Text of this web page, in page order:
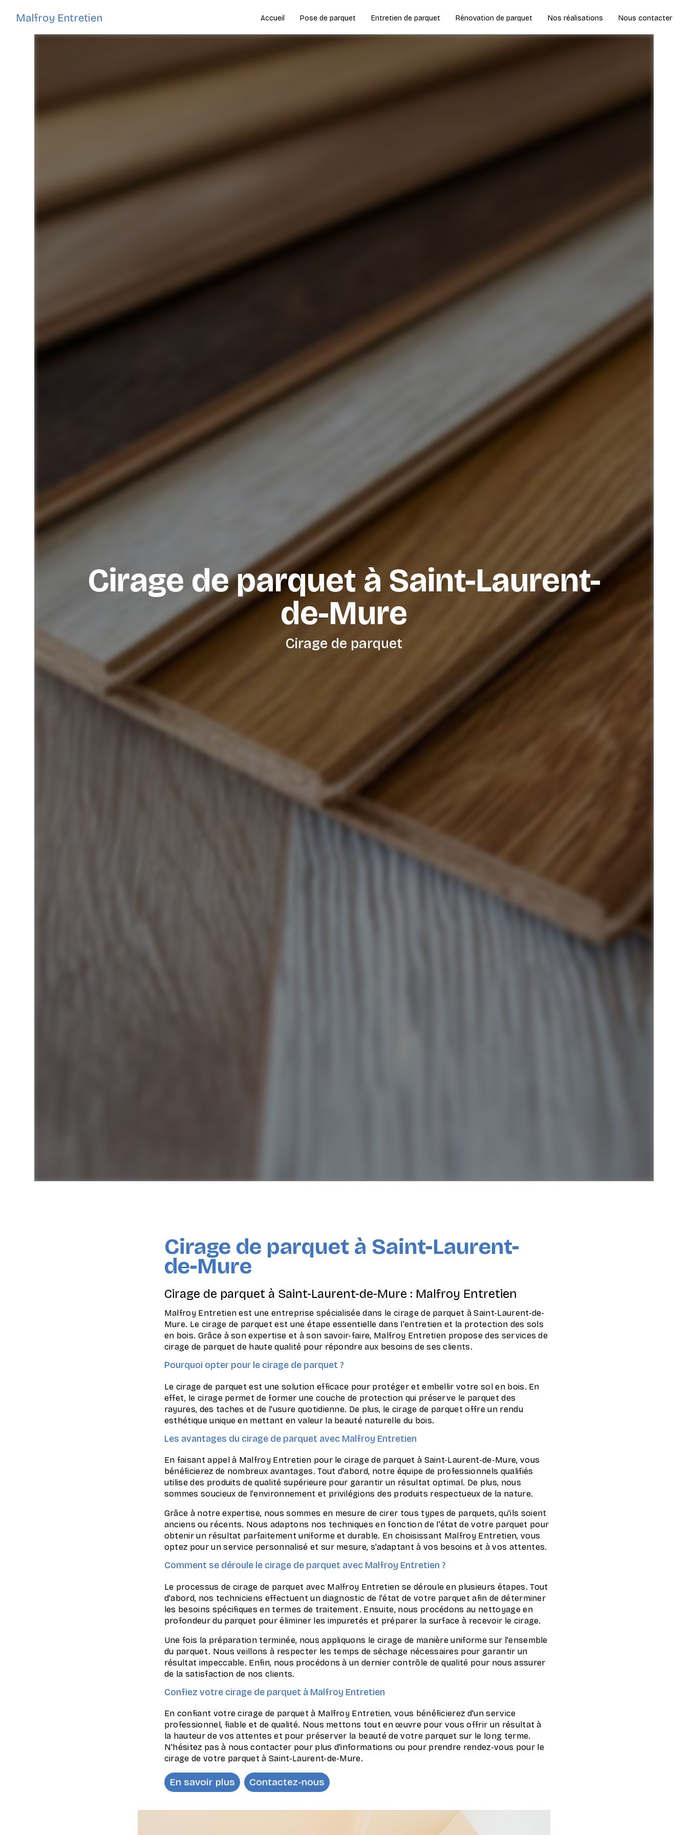
Malfroy Entretien Accueil Pose de parquet Entretien de parquet Rénovation de parquet Nos réalisations Nous contacter
Cirage de parquet à Saint-Laurent-
de-Mure
Cirage de parquet
Cirage de parquet à Saint-Laurent-
de-Mure
Cirage de parquet à Saint-Laurent-de-Mure : Malfroy Entretien
Malfroy Entretien est une entreprise spécialisée dans le cirage de parquet à Saint-Laurent-de-
Mure. Le cirage de parquet est une étape essentielle dans l'entretien et la protection des sols
en bois. Grâce à son expertise et à son savoir-faire, Malfroy Entretien propose des services de
cirage de parquet de haute qualité pour répondre aux besoins de ses clients.
Pourquoi opter pour le cirage de parquet ?
Le cirage de parquet est une solution efficace pour protéger et embellir votre sol en bois. En
effet, le cirage permet de former une couche de protection qui préserve le parquet des
rayures, des taches et de l'usure quotidienne. De plus, le cirage de parquet offre un rendu
esthétique unique en mettant en valeur la beauté naturelle du bois.
Les avantages du cirage de parquet avec Malfroy Entretien
En faisant appel à Malfroy Entretien pour le cirage de parquet à Saint-Laurent-de-Mure, vous
bénéficierez de nombreux avantages. Tout d'abord, notre équipe de professionnels qualifiés
utilise des produits de qualité supérieure pour garantir un résultat optimal. De plus, nous
sommes soucieux de l'environnement et privilégions des produits respectueux de la nature.
Grâce à notre expertise, nous sommes en mesure de cirer tous types de parquets, qu'ils soient
anciens ou récents. Nous adaptons nos techniques en fonction de l'état de votre parquet pour
obtenir un résultat parfaitement uniforme et durable. En choisissant Malfroy Entretien, vous
optez pour un service personnalisé et sur mesure, s'adaptant à vos besoins et à vos attentes.
Comment se déroule le cirage de parquet avec Malfroy Entretien ?
Le processus de cirage de parquet avec Malfroy Entretien se déroule en plusieurs étapes. Tout
d'abord, nos techniciens effectuent un diagnostic de l'état de votre parquet afin de déterminer
les besoins spécifiques en termes de traitement. Ensuite, nous procédons au nettoyage en
profondeur du parquet pour éliminer les impuretés et préparer la surface à recevoir le cirage.
Une fois la préparation terminée, nous appliquons le cirage de manière uniforme sur l'ensemble
du parquet. Nous veillons à respecter les temps de séchage nécessaires pour garantir un
résultat impeccable. Enfin, nous procédons à un dernier contrôle de qualité pour nous assurer
de la satisfaction de nos clients.
Confiez votre cirage de parquet à Malfroy Entretien
En confiant votre cirage de parquet à Malfroy Entretien, vous bénéficierez d'un service
professionnel, fiable et de qualité. Nous mettons tout en œuvre pour vous offrir un résultat à
la hauteur de vos attentes et pour préserver la beauté de votre parquet sur le long terme.
N'hésitez pas à nous contacter pour plus d'informations ou pour prendre rendez-vous pour le
cirage de votre parquet à Saint-Laurent-de-Mure.
En savoir plus Contactez-nous